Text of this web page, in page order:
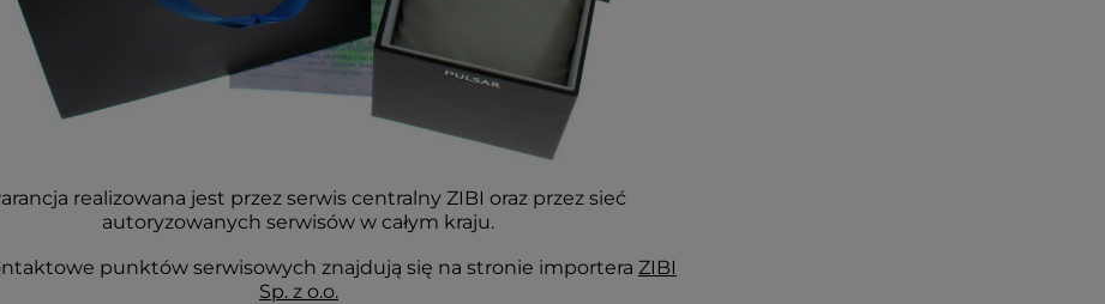
realizowana jest przez serwis centralny ZIBI oraz przez sieć
autoryzowanych serwisów w całym kraju.
punktów serwisowych znajdują się na stronie importera ZIBI
Sp. z o.o.